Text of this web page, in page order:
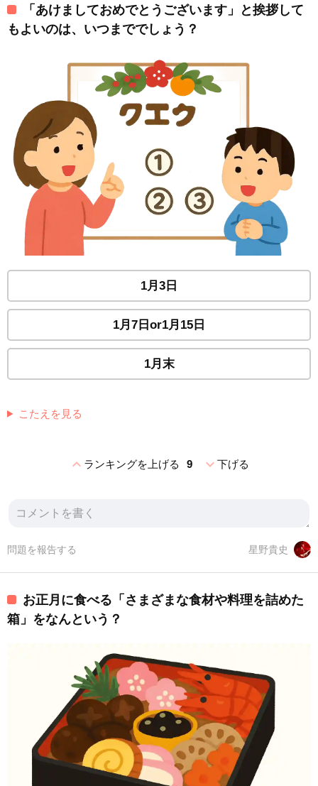
「あけましておめでとうございます」と挨拶して
もよいのは、いつまででしょう？
1月3日
1月7日or1月15日
1月末
こたえを見る
expand_lessランキングを上げる 9 expand_more下げる
星野貴史
問題を報告する
お正月に食べる「さまざまな食材や料理を詰めた
箱」をなんという？